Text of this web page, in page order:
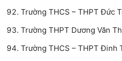
Trường THCS – THPT Đức
Trường THPT Dương Văn
Trường THCS – THPT Đinh